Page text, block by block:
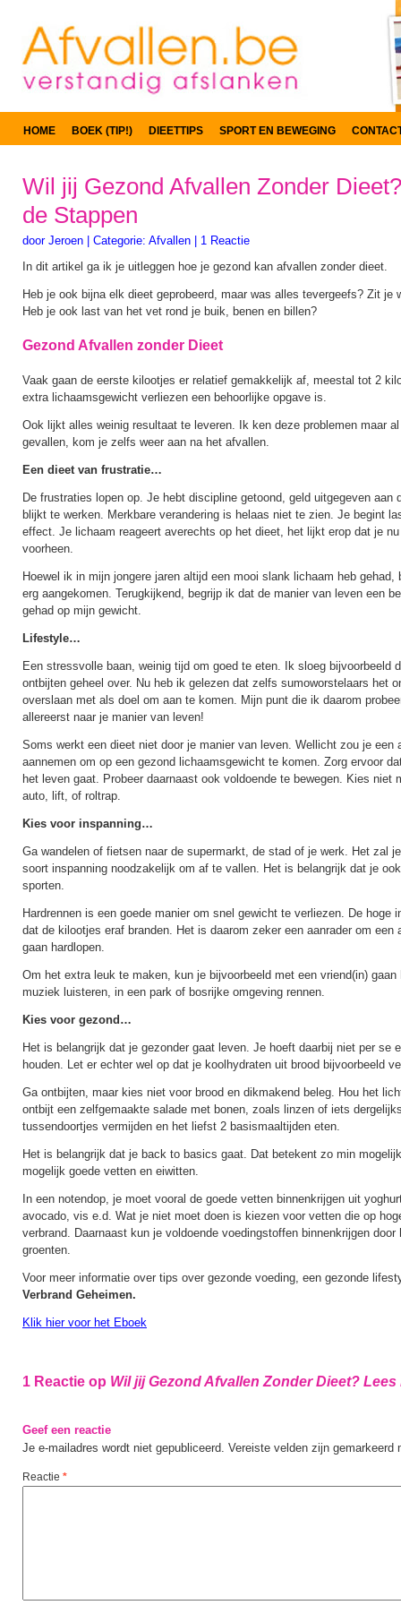
HOME BOEK (TIP!) DIEETTIPS SPORT EN BEWEGING
Wil jij Gezond Afvallen Zonder
de Stappen
door Jeroen Categorie: Afvallen
1 Reactie
In dit artikel ga ik je uitleggen hoe je gezond kan afvallen zonder dieet.
Heb je ook bijna elk dieet geprobeerd, maar was alles tevergeefs? Zit je
Heb je ook last van het vet rond je buik, benen en billen?
Gezond Afvallen zonder Dieet
Vaak gaan de eerste kilootjes er relatief gemakkelijk af, meestal tot 2
extra lichaamsgewicht verliezen een behoorlijke opgave is.
Ook lijkt alles weinig resultaat te leveren. Ik ken deze problemen maar
gevallen, kom je zelfs weer aan na het afvallen.
Een dieet van frustratie…
De frustraties lopen op. Je hebt discipline getoond, geld uitgegeven aan
blijkt te werken. Merkbare verandering is helaas niet te zien. Je begint
effect. Je lichaam reageert averechts op het dieet, het lijkt erop dat je
voorheen.
Hoewel ik in mijn jongere jaren altijd een mooi slank lichaam heb gehad,
erg aangekomen. Terugkijkend, begrijp ik dat de manier van leven een
gehad op mijn gewicht.
Lifestyle…
Een stressvolle baan, weinig tijd om goed te eten. Ik sloeg bijvoorbeeld
ontbijten geheel over. Nu heb ik gelezen dat zelfs sumoworstelaars het
overslaan met als doel om aan te komen. Mijn punt die ik daarom
allereerst naar je manier van leven!
Soms werkt een dieet niet door je manier van leven. Wellicht zou je een
aannemen om op een gezond lichaamsgewicht te komen. Zorg ervoor
het leven gaat. Probeer daarnaast ook voldoende te bewegen. Kies niet
auto, lift, of roltrap.
Kies voor inspanning…
Ga wandelen of fietsen naar de supermarkt, de stad of je werk. Het zal
soort inspanning noodzakelijk om af te vallen. Het is belangrijk dat je
sporten.
Hardrennen is een goede manier om snel gewicht te verliezen. De hoge
dat de kilootjes eraf branden. Het is daarom zeker een aanrader om een
gaan hardlopen.
Om het extra leuk te maken, kun je bijvoorbeeld met een vriend(in) gaan
muziek luisteren, in een park of bosrijke omgeving rennen.
Kies voor gezond…
Het is belangrijk dat je gezonder gaat leven. Je hoeft daarbij niet per se
houden. Let er echter wel op dat je koolhydraten uit brood bijvoorbeeld
Ga ontbijten, maar kies niet voor brood en dikmakend beleg. Hou het
ontbijt een zelfgemaakte salade met bonen, zoals linzen of iets
tussendoortjes vermijden en het liefst 2 basismaaltijden eten.
Het is belangrijk dat je back to basics gaat. Dat betekent zo min
mogelijk goede vetten en eiwitten.
In een notendop, je moet vooral de goede vetten binnenkrijgen uit
avocado, vis e.d. Wat je niet moet doen is kiezen voor vetten die op
verbrand. Daarnaast kun je voldoende voedingstoffen binnenkrijgen
groenten.
Voor meer informatie over tips over gezonde voeding, een gezonde
Verbrand Geheimen.
Klik hier voor het Eboek
1 Reactie op Wil jij Gezond Afvallen Zonder Dieet?
Geef een reactie
Je e-mailadres wordt niet gepubliceerd. Vereiste velden zijn gemarkeerd
Reactie *